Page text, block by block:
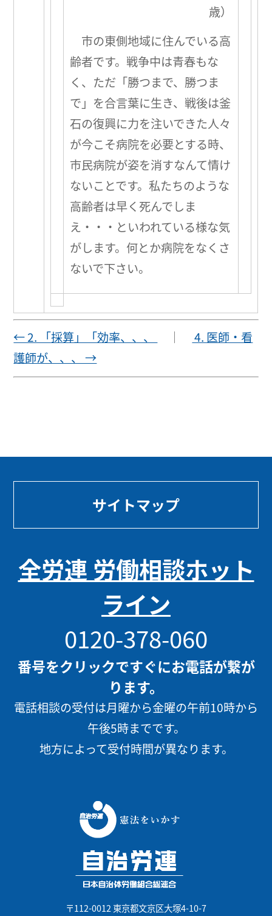
歳）
市の東側地域に住んでいる高
齢者です。戦争中は青春もな
く、ただ「勝つまで、勝つま
で」を合言葉に生き、戦後は釜
石の復興に力を注いできた人々
が今こそ病院を必要とする時、
市民病院が姿を消すなんて情け
ないことです。私たちのような
高齢者は早く死んでしま
え・・・といわれている様な気
がします。何とか病院をなくさ
ないで下さい。
← 2. 「採算」「効率、、、 ｜
4. 医師・看
護師が、、、 →
サイトマップ
全労連 労働相談ホット
ライン
0120-378-060
番号をクリックですぐにお電話が繋が
ります。
電話相談の受付は月曜から金曜の午前10時から
午後5時までです。
地方によって受付時間が異なります。
〒112-0012 東京都文京区大塚4-10-7